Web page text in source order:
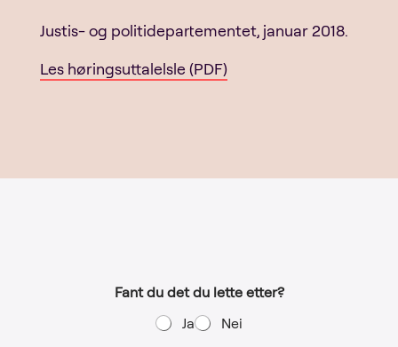
Justis- og politidepartementet, januar 2018.
Les høringsuttalelsle (PDF)
Fant du det du lette etter?
Ja
Nei